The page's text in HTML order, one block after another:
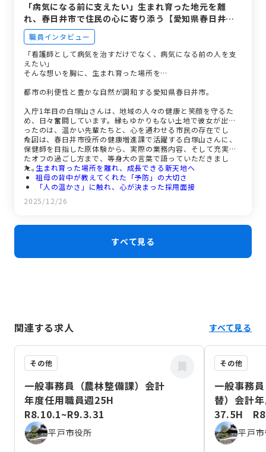
「病気になる前に支えたい」生まれ育った地元を離
れ、春日井市で住民の心に寄り添う【愛知県春日井
市】
職員インタビュー
「看護師として病気を治すだけでなく、病気になる前の人を支
えたい」
そんな想いを胸に、生まれ育った場所を…
都市の利便性と豊かな自然が調和する愛知県春日井市。
入庁1年目の白塚山さんは、地域の人々の健康と笑顔を守るた
め、日々奮闘しています。縁もゆかりもない土地で彼女が出会
ったのは、温かい先輩たちと、心を通わせる市民の存在でし
た。
今回は、春日井市役所の健康増進課で活躍する白塚山さんに、
保健師を目指した原体験から、実際の業務内容、そして充実し
たオフの過ごし方まで、等身大の言葉で語っていただきまし
た。生まれ育った場所を離れ、成長できる新天地へ
祖母の背中が教えてくれた「予防」の大切さ
「人の温かさ」に触れ、心が決まった採用面接
新人保健師の奮闘。地域に飛び込み、感謝される喜び
50人の先輩と6人の同期。温かい人間関係が支え
ス
2025/12/26
すべて見る
関連する求人 すべて見る
その他
一般事務員（農林整備課）会計
年度任用職員週25H
R8.10.1~R9.3.31
平戸市役所
その他
一般事務
替）会計
37.5H
平戸